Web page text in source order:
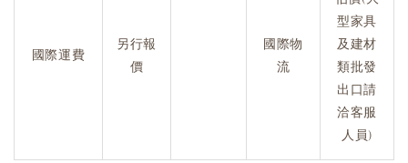
國際運費
另行報
價
國際物
流
型家具
及建材
類批發
出口請
洽客服
人員)